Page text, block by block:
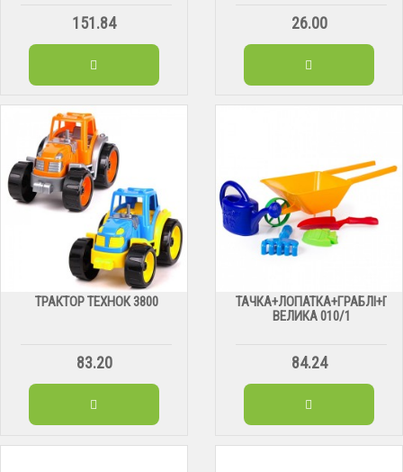
151.84 26.00
ТРАКТОР ТЕХНОК 3800
83.20
ВЕЛИКА 010/1
84.24